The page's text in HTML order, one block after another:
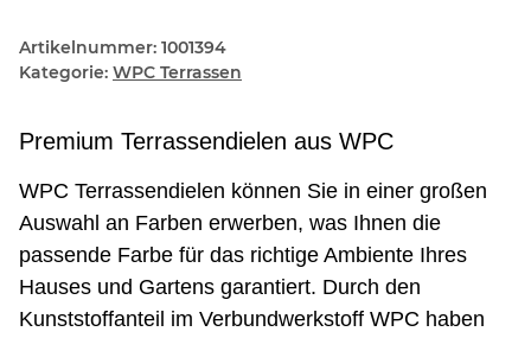
Artikelnummer: 1001394
Kategorie: WPC Terrassen
Premium Terrassendielen aus WPC
WPC Terrassendielen können Sie in einer großen
Auswahl an Farben erwerben, was Ihnen die
passende Farbe für das richtige Ambiente Ihres
Hauses und Gartens garantiert. Durch den
Kunststoffanteil im Verbundwerkstoff WPC haben